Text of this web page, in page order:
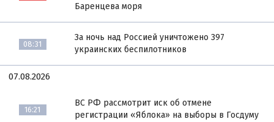
Баренцева моря
08:31
За ночь над Россией уничтожено 397
украинских беспилотников
07.08.2026
16:21
ВС РФ рассмотрит иск об отмене
регистрации «Яблока» на выборы в Госдуму